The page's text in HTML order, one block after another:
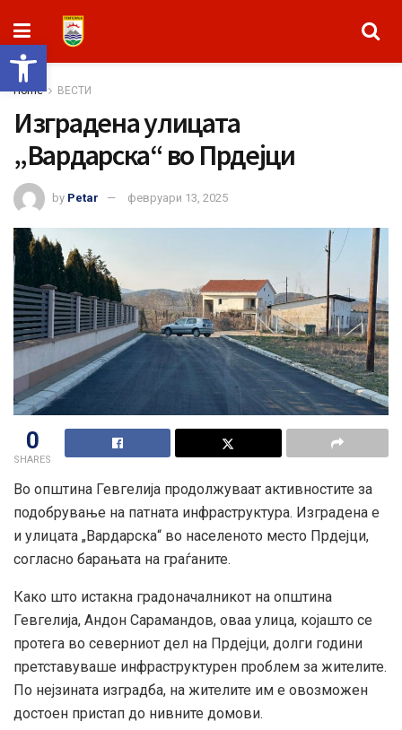
Open toolbar
Home ВЕСТИ
Изградена улицата
„Вардарска“ во Прдејци
by Petar февруари 13, 2025
0
SHARES
Во општина Гевгелија продолжуваат активностите за
подобрување на патната инфраструктура. Изградена е
и улицата „Вардарска“ во населеното место Прдејци,
согласно барањата на граѓаните.
Како што истакна градоначалникот на општина
Гевгелија, Андон Сарамандов, оваа улица, којашто се
протега во северниот дел на Прдејци, долги години
претставуваше инфраструктурен проблем за жителите.
По нејзината изградба, на жителите им е овозможен
достоен пристап до нивните домови.